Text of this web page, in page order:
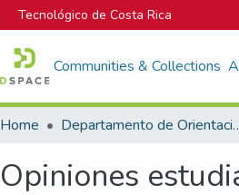
Tecnológico de Costa Rica
Communities & Collections
Home Departamento
Opiniones